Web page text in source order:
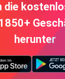
die
herunter